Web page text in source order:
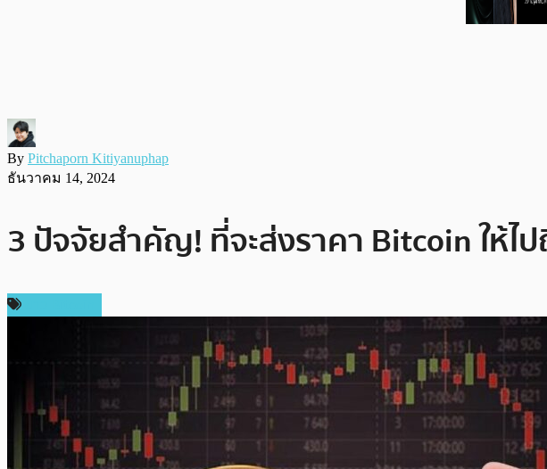
By Pitchaporn Kitiyanuphap
ธันวาคม 14, 2024
3 ปัจจัยสำคัญ! ที่จะส่งราคา Bitcoin ให้ไ